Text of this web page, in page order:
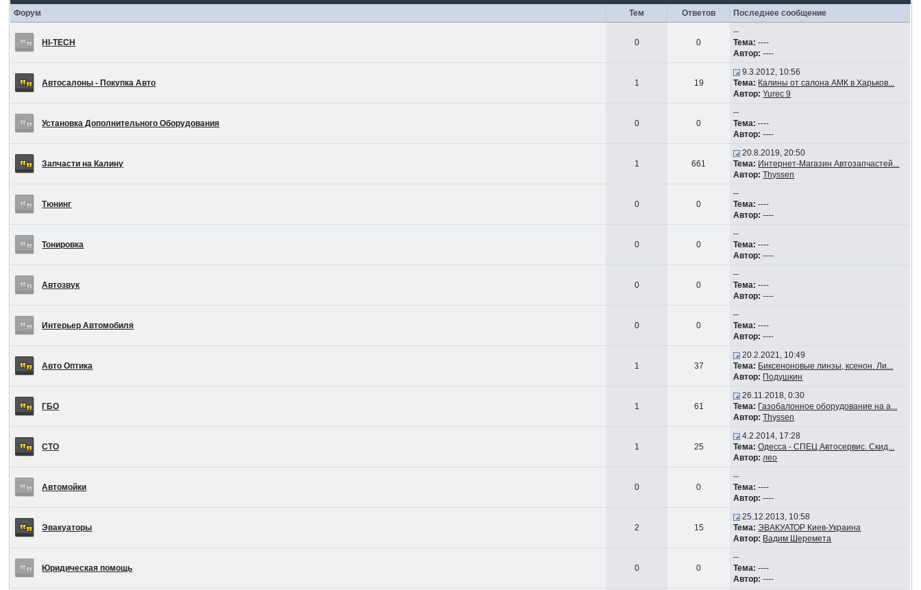
Форум Тем Ответов Последнее сообщение
HI-TECH 0 0
--
Тема: ----
Автор: ----
Автосалоны - Покупка Авто 1 19
9.3.2012, 10:56
Тема: Калины от салона АМК в Харьков...
Автор: Yurec 9
Установка Дополнительного Оборудования 0 0
--
Тема: ----
Автор: ----
Запчасти на Калину 1 661
20.8.2019, 20:50
Тема: Интернет-Магазин Автозапчастей...
Автор: Thyssen
Тюнинг 0 0
--
Тема: ----
Автор: ----
Тонировка 0 0
--
Тема: ----
Автор: ----
Автозвук 0 0
--
Тема: ----
Автор: ----
Интерьер Автомобиля 0 0
--
Тема: ----
Автор: ----
Авто Оптика 1 37
20.2.2021, 10:49
Тема: Биксеноновые линзы, ксенон. Ли...
Автор: Подушкин
ГБО 1 61
26.11.2018, 0:30
Тема: Газобалонное оборудование на а...
Автор: Thyssen
СТО 1 25
4.2.2014, 17:28
Тема: Одесса - СПЕЦ Автосервис. Скид...
Автор: лео
Автомойки 0 0
--
Тема: ----
Автор: ----
Эвакуаторы 2 15
25.12.2013, 10:58
Тема: ЭВАКУАТОР Киев-Украина
Автор: Вадим Шеремета
Юридическая помощь 0 0
--
Тема: ----
Автор: ----